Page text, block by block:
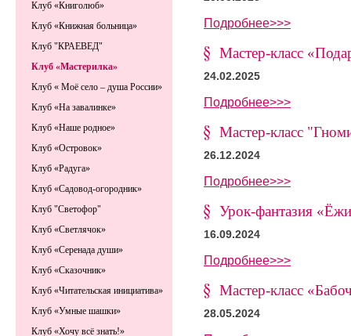
Подробнее>>>
Мастер-класс
24.02.2025
Подробнее>>>
Мастер-класс
26.12.2024
Подробнее>>>
Урок-фантазия
16.09.2024
Подробнее>>>
Мастер-класс
28.05.2024
Клуб «Книголюб»
Клуб «Книжная больница»
Клуб "КРАЕВЕД"
Клуб «Мастерилка»
Клуб « Моё село – душа России»
Клуб «На завалинке»
Клуб «Наше родное»
Клуб «Островок»
Клуб «Радуга»
Клуб «Садовод-огородник»
Клуб "Светофор"
Клуб «Светлячок»
Клуб «Серенада души»
Клуб «Сказочник»
Клуб «Читательская инициатива»
Клуб «Умные шашки»
Клуб «Хочу всё знать!»